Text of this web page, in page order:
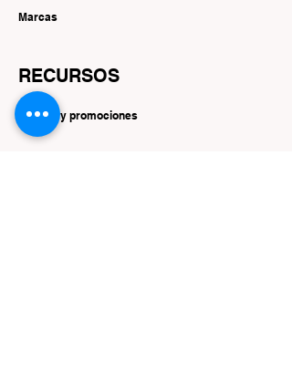
Marcas
RECURSOS
Ofertas y promociones